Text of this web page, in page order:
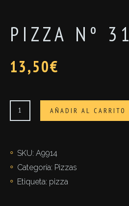
PIZZA Nº 31
13,50€
PIZZA
nº
cantidad
AÑADIR AL CARRITO
SKU: A9914
Categoría: Pizzas
Etiqueta: pizza